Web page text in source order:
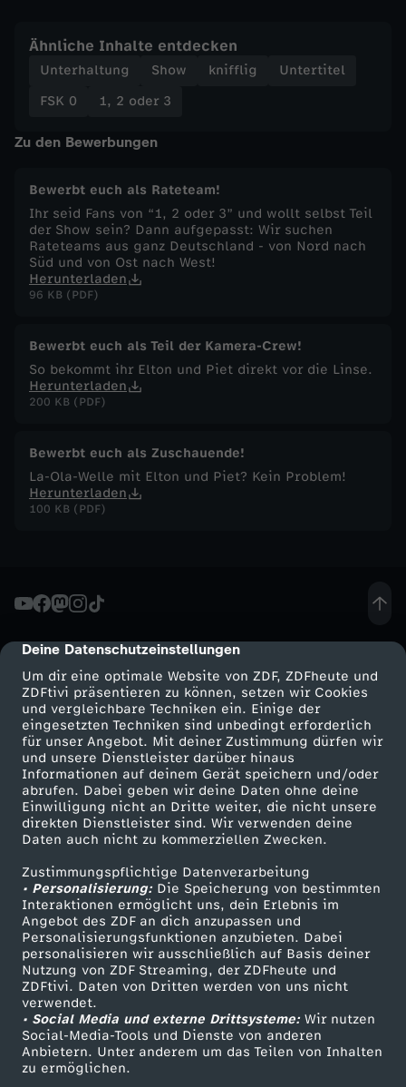
cmp-dialog-description
Deine Datenschutzeinstellungen
Um dir eine optimale Website von ZDF, ZDFheute und
ZDFtivi präsentieren zu können, setzen wir Cookies
und vergleichbare Techniken ein. Einige der
eingesetzten Techniken sind unbedingt erforderlich
für unser Angebot. Mit deiner Zustimmung dürfen wir
und unsere Dienstleister darüber hinaus
Informationen auf deinem Gerät speichern und/oder
abrufen. Dabei geben wir deine Daten ohne deine
Einwilligung nicht an Dritte weiter, die nicht unsere
direkten Dienstleister sind. Wir verwenden deine
Daten auch nicht zu kommerziellen Zwecken.
Zustimmungspflichtige Datenverarbeitung
• Personalisierung:Die Speicherung von bestimmten
Interaktionen ermöglicht uns, dein Erlebnis im
Angebot des ZDF an dich anzupassen und
Personalisierungsfunktionen anzubieten. Dabei
personalisieren wir ausschließlich auf Basis deiner
Nutzung von ZDF Streaming, der ZDFheute und
ZDFtivi. Daten von Dritten werden von uns nicht
verwendet.
• Social Media und externe Drittsysteme:Wir nutzen
Social-Media-Tools und Dienste von anderen
Anbietern. Unter anderem um das Teilen von Inhalten
zu ermöglichen.
e
n
r
N
a
t
u
Ähnliche Inhalte entdecken
Unterhaltung Show knifflig
Untertitel
FSK 0
1, 2 oder 3
Zu den Bewerbungen
Bewerbt euch als Rateteam!
Ihr seid Fans von “1, 2 oder 3” und wollt selbst Teil
der Show sein? Dann aufgepasst: Wir suchen
Rateteams aus ganz Deutschland - von Nord nach
Süd und von Ost nach West!
Herunterladen
96 KB (PDF)
Bewerbt euch als Teil der Kamera-Crew!
So bekommt ihr Elton und Piet direkt vor die Linse.
Herunterladen
200 KB (PDF)
Bewerbt euch als Zuschauende!
La-Ola-Welle mit Elton und Piet? Kein Problem!
Herunterladen
100 KB (PDF)
Mehr ZDF
ZDF-Apps
Smart TV
ZDFtext
Livestreams
Sendungen A-Z
TV-Programm
Service
ZDFmitreden
Kontakt zum ZDF
Tickets
Zuschauerservice
Hilfe
ZDF Unternehmen
Karriere